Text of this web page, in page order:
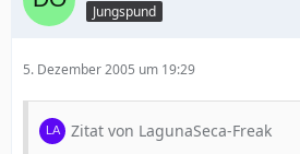
Jungspund
5. Dezember 2005 um 19:29
Zitat von LagunaSeca-Freak